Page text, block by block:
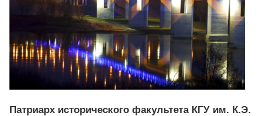
Патриарх исторического факультета КГУ им. К.Э.